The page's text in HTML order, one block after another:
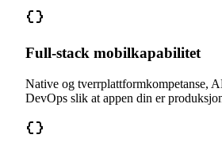
Full-stack mobilkapabilitet
Native og tverrplattformkompetanse,
DevOps slik at appen din er